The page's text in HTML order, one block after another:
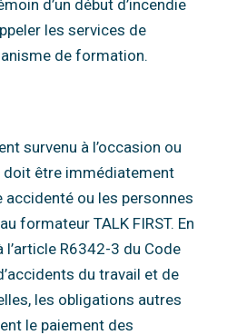
d’un début d’incendie
les services de
de formation.
survenu à l’occasion ou
doit être immédiatement
accidenté ou les personnes
formateur TALK FIRST. En
R6342-3 du Code
du travail et de
les obligations autres
le paiement des